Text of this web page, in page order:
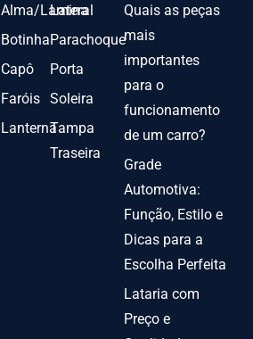
Alma/Lamina
Botinha
Capô
Faróis
Lanterna
Lateral
Parachoque
Porta
Soleira
Tampa
Traseira
Quais as peças
mais
importantes
para o
funcionamento
de um carro?
Grade
Automotiva:
Função, Estilo e
Dicas para a
Escolha Perfeita
Lataria com
Preço e